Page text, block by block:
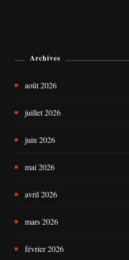
Archives
août 2026
juillet 2026
juin 2026
mai 2026
avril 2026
mars 2026
février 2026